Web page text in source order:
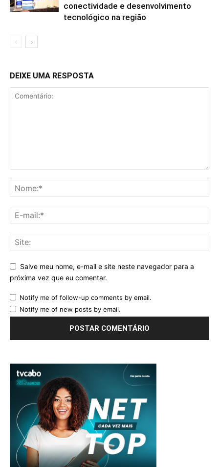
conectividade e desenvolvimento
tecnológico na região
DEIXE UMA RESPOSTA
Salve meu nome, e-mail e site neste navegador para a
próxima vez que eu comentar.
Notify me of follow-up comments by email.
Notify me of new posts by email.